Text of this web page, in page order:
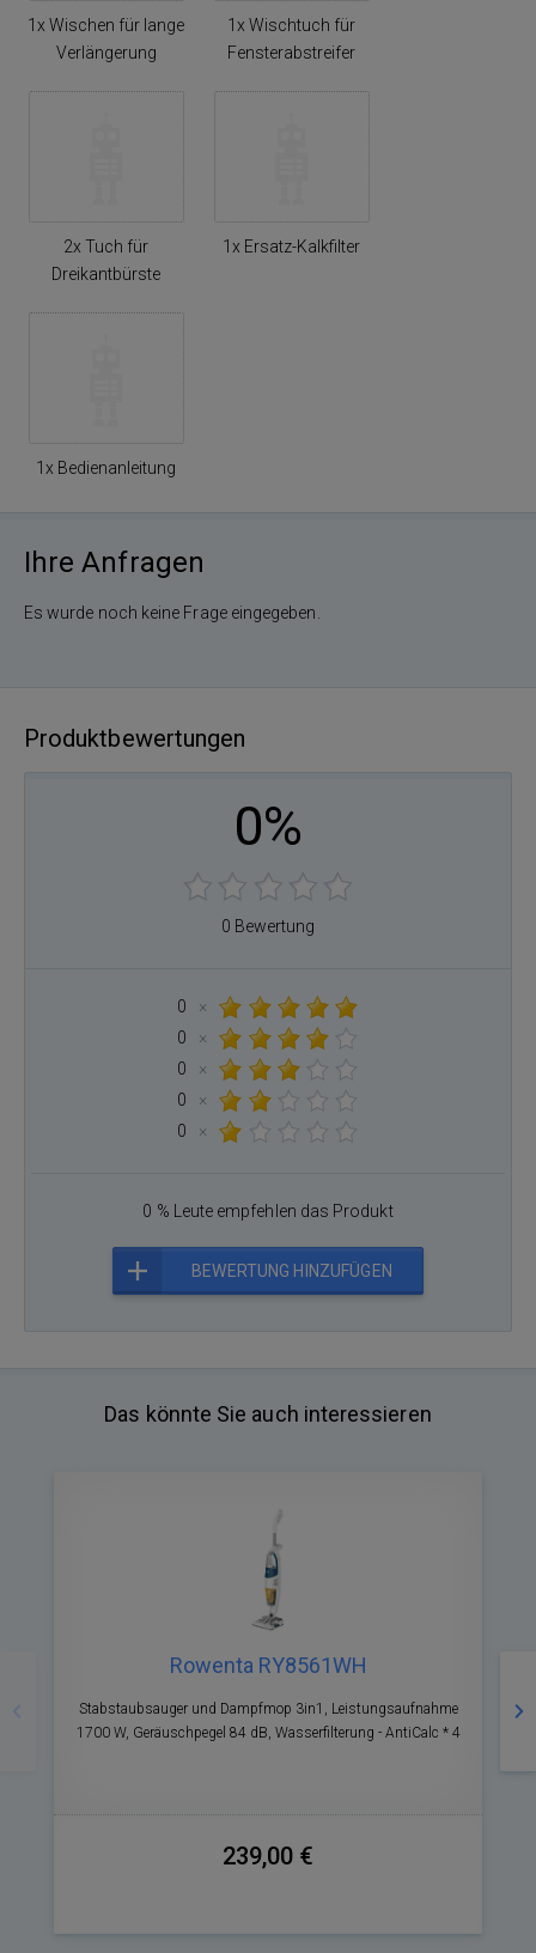
1x Wischen für lange
Verlängerung
1x Wischtuch für
Fensterabstreifer
2x Tuch für
Dreikantbürste
1x Ersatz-Kalkfilter
1x Bedienanleitung
Ihre Anfragen
Es wurde noch keine Frage eingegeben.
Produktbewertungen
0%
0 Bewertung
0
×
0
×
0
×
0
×
0
×
0 % Leute empfehlen das Produkt
BEWERTUNG HINZUFÜGEN
Das könnte Sie auch interessieren
Rowenta RY8561WH
Stabstaubsauger und Dampfmop 3in1, Leistungsaufnahme
1700 W, Geräuschpegel 84 dB, Wasserfilterung - AntiCalc * 4
239,00 €